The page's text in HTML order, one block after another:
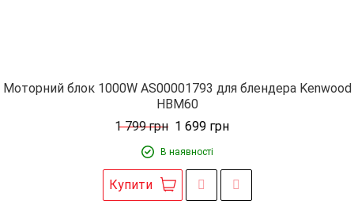
Моторний блок 1000W AS00001793 для блендера Kenwood
HBM60
1 799грн 1 699 грн
В наявності
Купити